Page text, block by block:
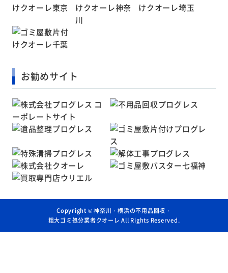
お勧めサイト
Copyright ©神奈川・横浜の不用品回収・
粗大ゴミ処分業者クオーレ All Rights Reserved.